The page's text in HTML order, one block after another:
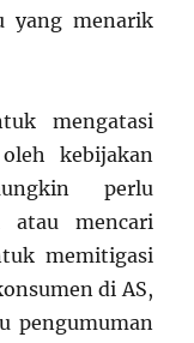
yang menarik
mengatasi
kebijakan
perlu
atau mencari
memitigasi
di AS,
pengumuman